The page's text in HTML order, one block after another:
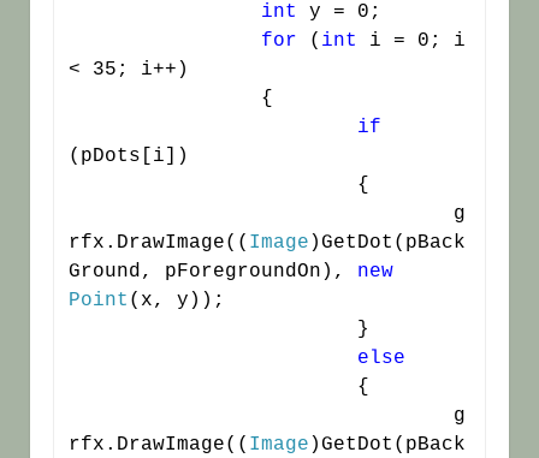
int y = 0;
for ( int i = 0; i
< 35; i++)
if
(pDots[i])
rfx.DrawImage(( Image )GetDot(pBack
Ground, pForegroundOn), new
Point (x, y));
else
rfx.DrawImage(( Image )GetDot(pBack